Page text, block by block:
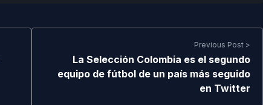
Previous Post >
La Selección Colombia es el segundo
equipo de fútbol de un país más seguido
en Twitter